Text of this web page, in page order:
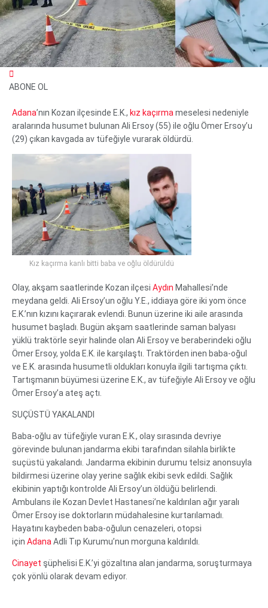
WhatsApp İhbar Hattı
Facebook
Instagram
Youtube
ABONE OL
Adana’nın Kozan ilçesinde E.K., kız kaçırmameselesi nedeniyle
aralarında husumet bulunan Ali Ersoy (55) ile oğlu Ömer Ersoy’u
(29) çıkan kavgada av tüfeğiyle vurarak öldürdü.
Kız kaçırma kanlı bitti baba ve oğlu öldürüldü
Olay, akşam saatlerinde Kozan ilçesi Aydın Mahallesi’nde
meydana geldi. Ali Ersoy’un oğlu Y.E., iddiaya göre iki yom önce
E.K.’nın kızını kaçırarak evlendi. Bunun üzerine iki aile arasında
husumet başladı. Bugün akşam saatlerinde saman balyası
yüklü traktörle seyir halinde olan Ali Ersoy ve beraberindeki oğlu
Ömer Ersoy, yolda E.K. ile karşılaştı. Traktörden inen baba-oğul
ve E.K. arasında husumetli oldukları konuyla ilgili tartışma çıktı.
Tartışmanın büyümesi üzerine E.K., av tüfeğiyle Ali Ersoy ve oğlu
Ömer Ersoy’a ateş açtı.
SUÇÜSTÜ YAKALANDI
Baba-oğlu av tüfeğiyle vuran E.K., olay sırasında devriye
görevinde bulunan jandarma ekibi tarafından silahla birlikte
suçüstü yakalandı. Jandarma ekibinin durumu telsiz anonsuyla
bildirmesi üzerine olay yerine sağlık ekibi sevk edildi. Sağlık
ekibinin yaptığı kontrolde Ali Ersoy’un öldüğü belirlendi.
Ambulans ile Kozan Devlet Hastanesi’ne kaldırılan ağır yaralı
Ömer Ersoy ise doktorların müdahalesine kurtarılamadı.
Hayatını kaybeden baba-oğulun cenazeleri, otopsi
için Adana Adli Tıp Kurumu’nun morguna kaldırıldı.
Cinayet şüphelisi E.K.’yi gözaltına alan jandarma, soruşturmaya
çok yönlü olarak devam ediyor.